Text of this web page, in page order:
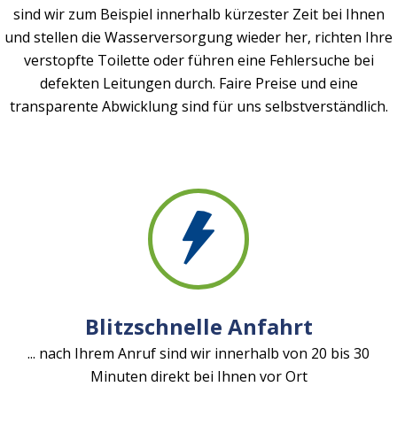
sind wir zum Beispiel innerhalb kürzester Zeit bei Ihnen
und stellen die Wasserversorgung wieder her, richten Ihre
verstopfte Toilette oder führen eine Fehlersuche bei
defekten Leitungen durch. Faire Preise und eine
transparente Abwicklung sind für uns selbstverständlich.
Blitzschnelle Anfahrt
... nach Ihrem Anruf sind wir innerhalb von 20 bis 30
Minuten direkt bei Ihnen vor Ort